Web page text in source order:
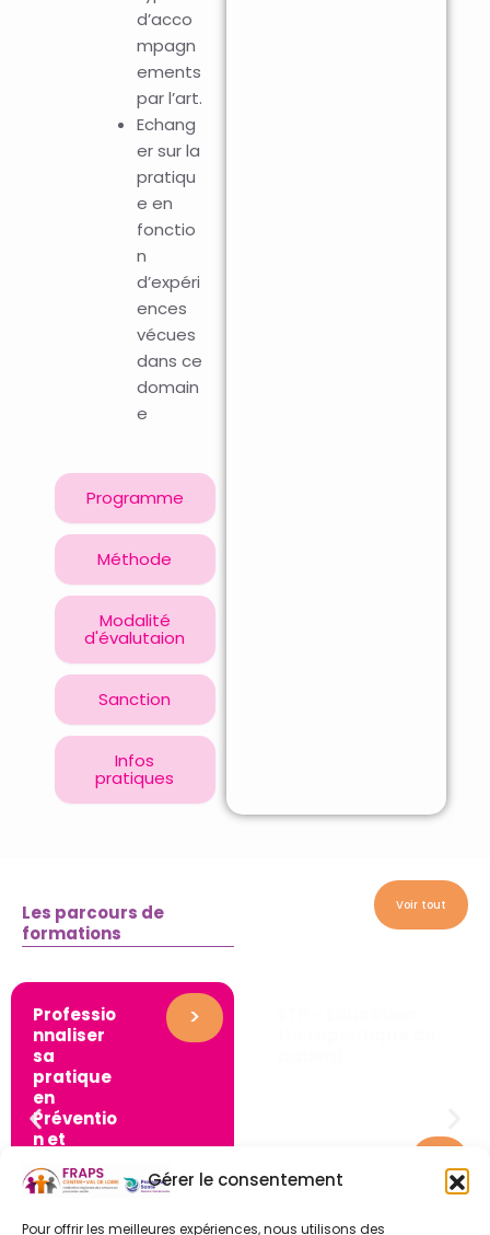
Gérer le consentement
Pour offrir les meilleures expériences, nous utilisons des
Programme
Méthode
Modalité
d'évalutaion
Sanction
Infos
pratiques
d’acco
mpagn
ements
par l’art.
Echang
er sur la
pratiqu
e en
fonctio
n
d’expéri
ences
vécues
dans ce
domain
e
Les parcours de
formations
Voir tout
Professio
nnaliser
sa
pratique
en
Préventio
n et
n de la
Santé
>